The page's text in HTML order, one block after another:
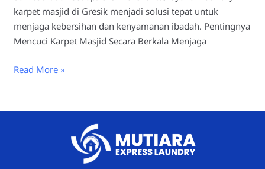
karpet masjid di Gresik menjadi solusi tepat untuk
menjaga kebersihan dan kenyamanan ibadah. Pentingnya
Mencuci Karpet Masjid Secara Berkala Menjaga
Read More »